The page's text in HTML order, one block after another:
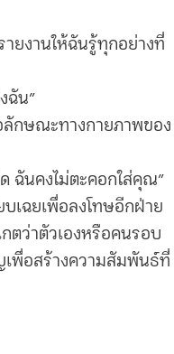
ายงานให้ฉันรู้ทุกอย่างที่
ฉัน”
ลักษณะทางกายภาพของ
ฉันคงไม่ตะคอกใส่คุณ”
เฉยเพื่อลงโทษอีกฝ่าย
ตว่าตัวเองหรือคนรอบ
เพื่อสร้างความสัมพันธ์ที่